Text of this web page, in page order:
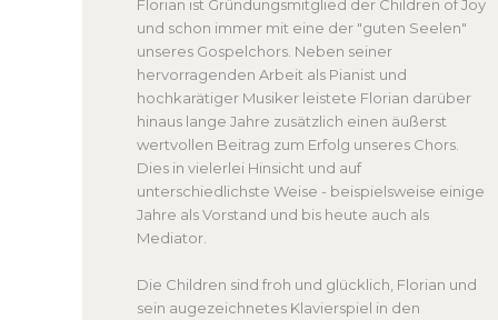
Florian ist Gründungsmitglied der Children of Joy
und schon immer mit eine der "guten Seelen"
unseres Gospelchors. Neben seiner
hervorragenden Arbeit als Pianist und
hochkarätiger Musiker leistete Florian darüber
hinaus lange Jahre zusätzlich einen äußerst
wertvollen Beitrag zum Erfolg unseres Chors.
Dies in vielerlei Hinsicht und auf
unterschiedlichste Weise - beispielsweise einige
Jahre als Vorstand und bis heute auch als
Mediator.
Die Children sind froh und glücklich, Florian und
sein augezeichnetes Klavierspiel in den